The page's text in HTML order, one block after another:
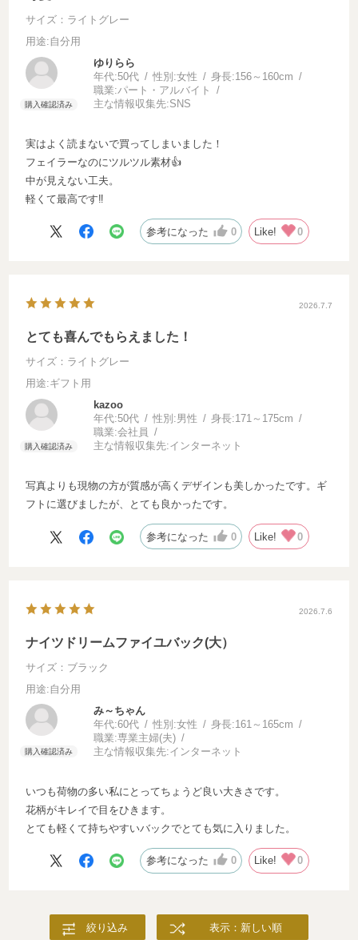
サイズ：ライトグレー
用途:自分用
ゆりらら
年代:50代 性別:女性 身長:156～160cm
職業:パート・アルバイト
主な情報収集先:SNS
実はよく読まないで買ってしまいました！
フェイラーなのにツルツル素材👍
中が見えない工夫。
軽くて最高です‼️
参考になった 0 Like! 0
2026.7.7
とても喜んでもらえました！
サイズ：ライトグレー
用途:ギフト用
kazoo
年代:50代 性別:男性 身長:171～175cm
職業:会社員
主な情報収集先:インターネット
写真よりも現物の方が質感が高くデザインも美しかったです。ギ
フトに選びましたが、とても良かったです。
参考になった 0 Like! 0
2026.7.6
ナイツドリームファイユバック(大）
サイズ：ブラック
用途:自分用
み～ちゃん
年代:60代 性別:女性 身長:161～165cm
職業:専業主婦(夫)
主な情報収集先:インターネット
いつも荷物の多い私にとってちょうど良い大きさです。
花柄がキレイで目をひきます。
とても軽くて持ちやすいバックでとても気に入りました。
参考になった 0 Like! 0
絞り込み 表示：新しい順